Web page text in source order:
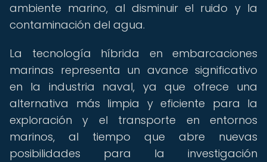
ambiente marino, al disminuir el ruido y la
contaminación del agua.
La tecnología híbrida en embarcaciones
marinas representa un avance significativo
en la industria naval, ya que ofrece una
alternativa más limpia y eficiente para la
exploración y el transporte en entornos
marinos, al tiempo que abre nuevas
posibilidades para la investigación